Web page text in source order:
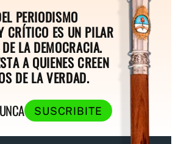
PERIODISMO
CRÍTICO ES UN PILAR
LA DEMOCRACIA.
A QUIENES CREEN
DE LA VERDAD.
SUSCRIBITE